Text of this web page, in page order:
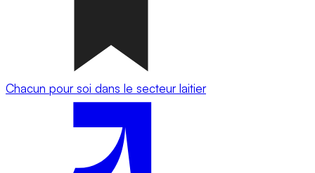
Chacun pour soi dans le secteur laitier